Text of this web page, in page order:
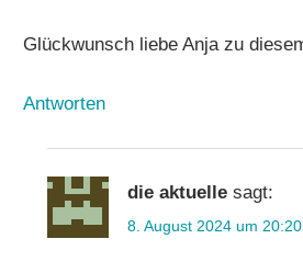
Glückwunsch liebe Anja zu
Antworten
die aktuelle sagt:
8. August 2024 um